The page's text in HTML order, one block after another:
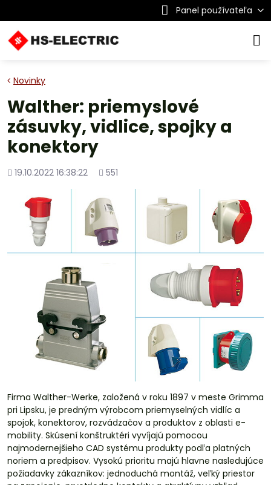
Panel používateľa
Novinky
Walther: priemyslové
zásuvky, vidlice, spojky a
konektory
Pridané
19.10.2022 16:38:22
Počet
551
Firma Walther-Werke, založená v roku 1897 v meste Grimma
pri Lipsku, je predným výrobcom priemyselných vidlíc a
spojok, konektorov, rozvádzačov a produktov z oblasti e-
mobility. Skúsení konštruktéri vyvíjajú pomocou
najmodernejšieho CAD systému produkty podľa platných
noriem a predpisov. Vysokú prioritu majú hlavne nasledujúce
požiadavky zákazníkov: jednoduchá montáž, veľký priestor